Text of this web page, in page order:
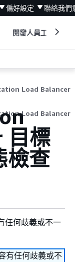
偏好設定 聯絡我們
開發人員工具
Load Balancer
Load Balancer
目標
檢查
任何歧義或不一
有任何歧義或不